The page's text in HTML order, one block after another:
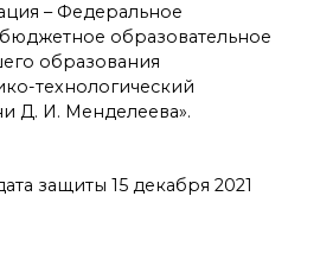
– Федеральное
образовательное
образования
технологический
Д. И. Менделеева».
защиты 15 декабря 2021